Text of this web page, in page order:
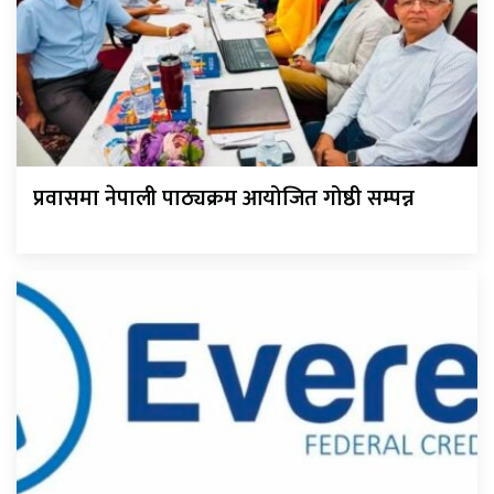
प्रवासमा नेपाली पाठ्यक्रम आयोजित गोष्ठी सम्पन्न